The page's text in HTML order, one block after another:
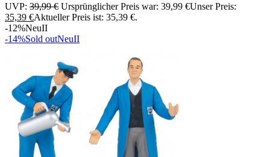
UVP: 39,99€ Ursprünglicher Preis war: 39,99 €Unser Preis:
35,39 €Aktueller Preis ist: 35,39 €.
-12%NeuII
-14%Sold outNeuII